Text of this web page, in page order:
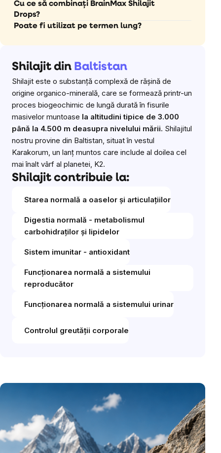
Cu ce să combinați BrainMax Shilajit
Drops?
Poate fi utilizat pe termen lung?
Shilajit din Baltistan
Shilajit este o substanță complexă de rășină de
origine organico-minerală, care se formează printr-un
proces biogeochimic de lungă durată în fisurile
masivelor muntoase la altitudini tipice de 3.000
până la 4.500 m deasupra nivelului mării. Shilajitul
nostru provine din Baltistan, situat în vestul
Karakorum, un lanț muntos care include al doilea cel
mai înalt vârf al planetei, K2.
Shilajit contribuie la:
Starea normală a oaselor și articulațiilor
Digestia normală - metabolismul
carbohidraților și lipidelor
Sistem imunitar - antioxidant
Funcționarea normală a sistemului
reproducător
Funcționarea normală a sistemului urinar
Controlul greutății corporale